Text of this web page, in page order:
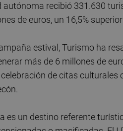
autónoma recibió 331.630
de euros, un 16,5%
estival, Turismo ha
más de 6 millones de
de citas
es un destino referente